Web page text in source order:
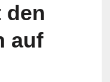
den
auf